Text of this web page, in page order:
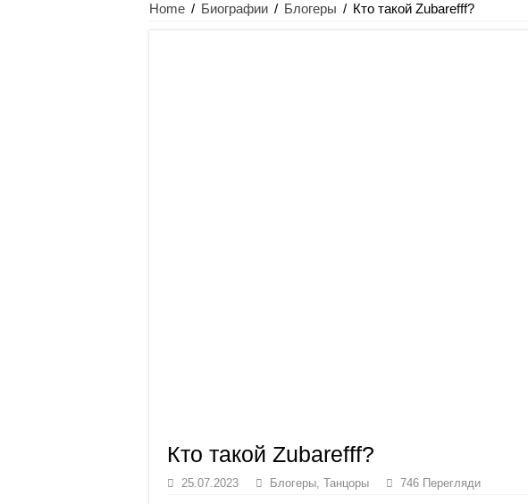
Home / Биографии / Блогеры / Кто такой Zubarefff?
Кто такой Zubarefff?
25.07.2023 Блогеры, Танцоры 746 Перегляди